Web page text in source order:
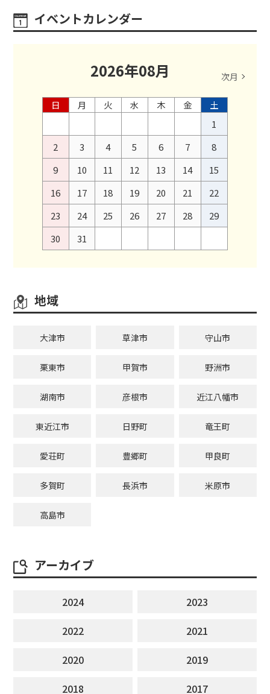
イベントカレンダー
2026年08月 次月
日 月 火 水 木 金
土
1
2
3 4 5 6 7
8
9
10 11 12 13 14
15
16
17 18 19 20 21
22
23
24 25 26 27 28
29
30
31
地域
大津市 草津市 守山市
栗東市 甲賀市 野洲市
湖南市 彦根市 近江八幡市
東近江市 日野町 竜王町
愛荘町 豊郷町 甲良町
多賀町 長浜市 米原市
高島市
アーカイブ
2024
2023
2022
2021
2020
2019
2018
2017